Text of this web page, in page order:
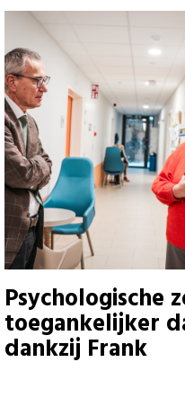
Psychologische
toegankelijker
dankzij Frank